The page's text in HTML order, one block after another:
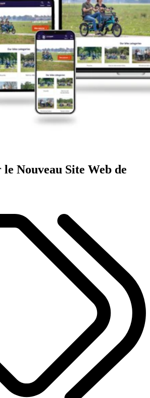
Nouveau Site Web de